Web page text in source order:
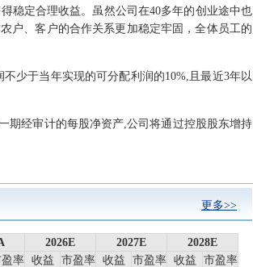
稳定合理收益。虽然公司在40多年的创业途中也
户、客户的合作关系更加稳定牢固，全体员工的
少于当年实现的可分配利润的10%,且最近3年以
期经审计的每股净资产,公司将通过控股股东增持
更多>>
2026E 2027E
2028E
率 收益 市盈率 收益 市盈率 收益
市盈率
2026E 2027E
2028E
率 收益 市盈率 收益 市盈率 收益
市盈率